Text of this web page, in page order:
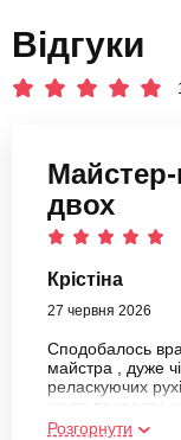
Відгуки
двох
Крістіна
27 червня 2026
Сподобалось
майстра , дуже
реласкуючих
круто провести
друг другу
Розгорнути